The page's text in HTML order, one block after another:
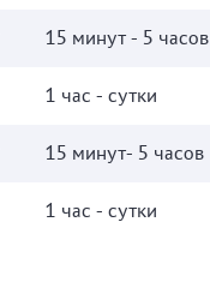
15 минут - 5 часов
1 час - сутки
15 минут- 5 часов
1 час - сутки